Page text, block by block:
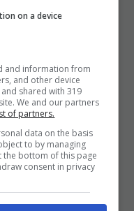
Nuova Moda
Il Tabacco
on a device
and information from
and other device
shared with 319
We and our partners
of partners.
data on the basis
to by managing
the bottom of this page
consent in privacy